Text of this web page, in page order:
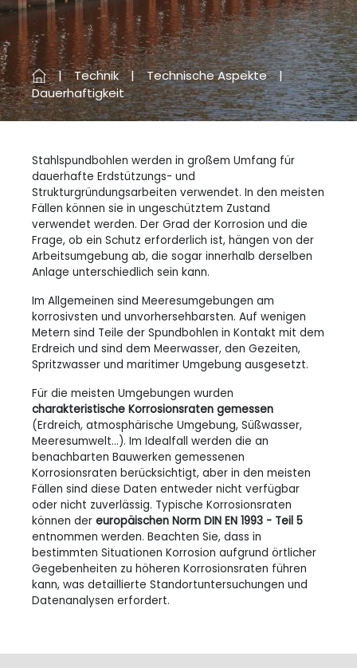
Technik
Technische Aspekte
Dauerhaftigkeit
Stahlspundbohlen werden in großem Umfang für
dauerhafte Erdstützungs- und
Strukturgründungsarbeiten verwendet. In den meisten
Fällen können sie in ungeschütztem Zustand
verwendet werden. Der Grad der Korrosion und die
Frage, ob ein Schutz erforderlich ist, hängen von der
Arbeitsumgebung ab, die sogar innerhalb derselben
Anlage unterschiedlich sein kann.
Im Allgemeinen sind Meeresumgebungen am
korrosivsten und unvorhersehbarsten. Auf wenigen
Metern sind Teile der Spundbohlen in Kontakt mit dem
Erdreich und sind dem Meerwasser, den Gezeiten,
Spritzwasser und maritimer Umgebung ausgesetzt.
Für die meisten Umgebungen wurden
charakteristische Korrosionsraten gemessen
(Erdreich, atmosphärische Umgebung, Süßwasser,
Meeresumwelt...). Im Idealfall werden die an
benachbarten Bauwerken gemessenen
Korrosionsraten berücksichtigt, aber in den meisten
Fällen sind diese Daten entweder nicht verfügbar
oder nicht zuverlässig. Typische Korrosionsraten
können der europäischen Norm DIN EN 1993 - Teil 5
entnommen werden. Beachten Sie, dass in
bestimmten Situationen Korrosion aufgrund örtlicher
Gegebenheiten zu höheren Korrosionsraten führen
kann, was detaillierte Standortuntersuchungen und
Datenanalysen erfordert.